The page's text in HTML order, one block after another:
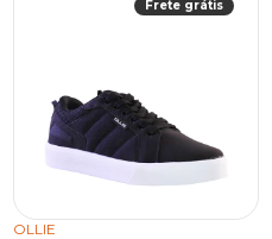
Frete grátis
OLLIE